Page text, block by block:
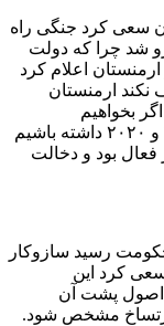
۲۰۱۶ هم آذربایجان سعی کرد جنگی راه
شد چرا که دولت
اعلام کرد
نکند ارمنستان
بخواهیم
مقایسه‌ای بین عکس‌العمل مقابل جنگ ۲۰۱۶ و ۲۰۲۰ داشته باشیم
بسیار فعال بود و دخالت
رسید سازوکار
سعی کرد این
اصول پشت آن
آرتساخ مشخص شود.